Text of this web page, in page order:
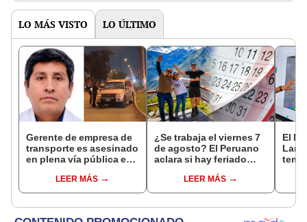
LO MÁS VISTO LO ÚLTIMO
Gerente de empresa de
transporte es asesinado
en plena vía pública en
sobrevivió al ataque
LEER MÁS
¿Se trabaja el viernes 7
de agosto? El Peruano
aclara si hay feriado
del 6 de agosto
LEER MÁS
El
palta